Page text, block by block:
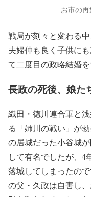
お市の再
戦局が刻々と変わる
夫婦仲も良く子供に
て二度目の政略結婚
長政の死後、娘た
織田・徳川連合軍と
る「姉川の戦い」が
の居城だった小谷城
して有名でしたが、4
落城してしまったの
の父・久政は自害し